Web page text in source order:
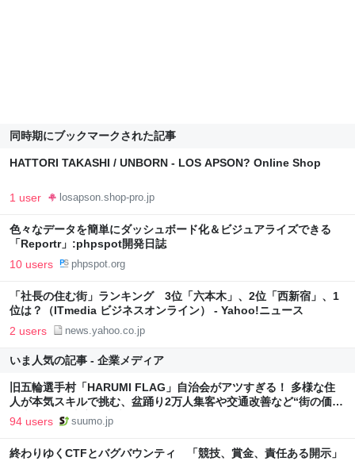
同時期にブックマークされた記事
HATTORI TAKASHI / UNBORN - LOS APSON? Online Shop
1 user losapson.shop-pro.jp
色々なデータを簡単にダッシュボード化＆ビジュアライズできる
「Reportr」:phpspot開発日誌
10 users phpspot.org
「社長の住む街」ランキング 3位「六本木」、2位「西新宿」、1
位は？（ITmedia ビジネスオンライン） - Yahoo!ニュース
2 users news.yahoo.co.jp
いま人気の記事 - 企業メディア
旧五輪選手村「HARUMI FLAG」自治会がアツすぎる！ 多様な住
人が本気スキルで挑む、盆踊り2万人集客や交通改善など“街の価値
向上”戦略 東京・中央区
94 users suumo.jp
終わりゆくCTFとバグバウンティ 「競技、賞金、責任ある開示」